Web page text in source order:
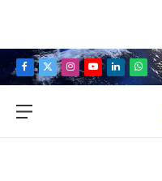
Facebook
X
Instagram
YouTubeLinkedIn